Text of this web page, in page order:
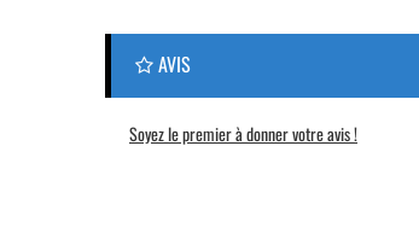
AVIS
Soyez le premier à donner votre avis !